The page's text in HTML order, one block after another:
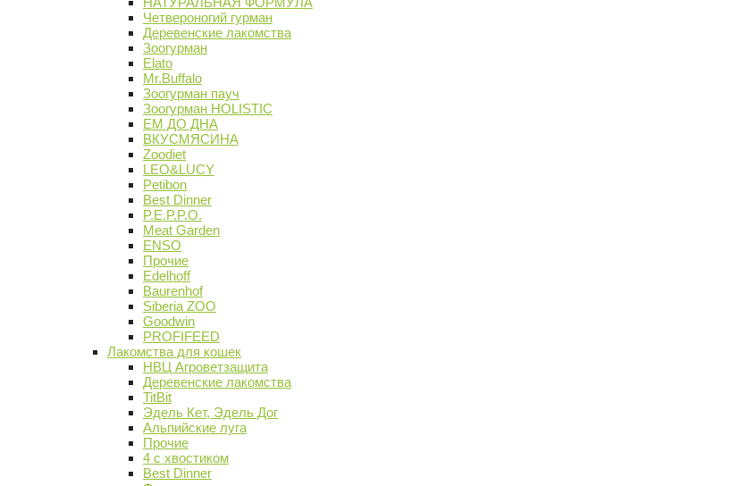
Четвероногий гурман
Деревенские лакомства
Зоогурман
Elato
Mr.Buffalo
Зоогурман пауч
Зоогурман HOLISTIC
ЕМ ДО ДНА
ВКУСМЯСИНА
Zoodiet
LEO&LUCY
Petibon
Best Dinner
P.E.P.P.O.
Meat Garden
ENSO
Прочие
Edelhoff
Baurenhof
Siberia ZOO
Goodwin
PROFIFEED
Лакомства для кошек
НВЦ Агроветзащита
Деревенские лакомства
TitBit
Эдель Кет, Эдель Дог
Альпийские луга
Прочие
4 с хвостиком
Best Dinner